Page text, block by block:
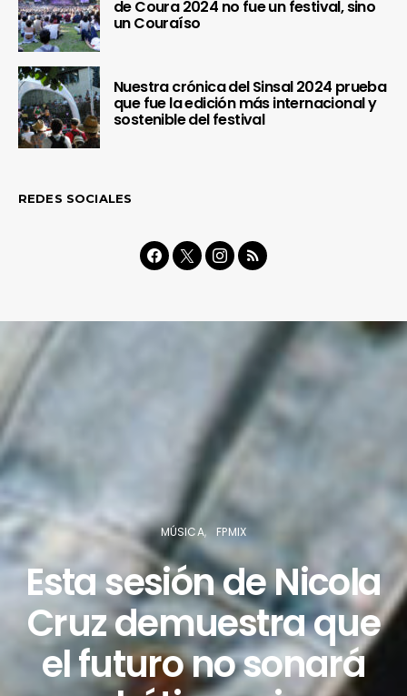
de Coura 2024 no fue un festival, sino
un Couraíso
Nuestra crónica del Sinsal 2024 prueba
que fue la edición más internacional y
sostenible del festival
REDES SOCIALES
MÚSICA FPMIX
Esta sesión de Nicola
Cruz demuestra que
el futuro no sonará